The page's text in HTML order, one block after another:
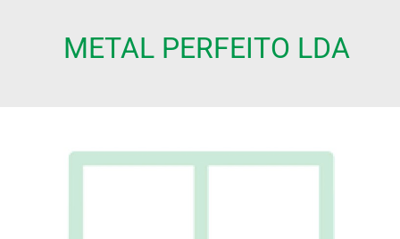
METAL PERFEITO LDA